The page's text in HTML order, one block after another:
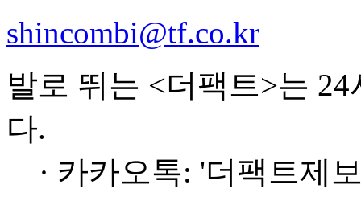
shincombi@tf.co.kr
발로 뛰는 <더팩트>는
다.
· 카카오톡: '더팩트제